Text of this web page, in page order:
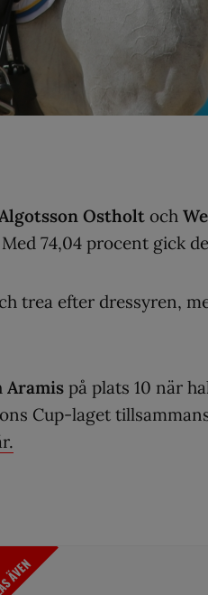
Ostholt och
74,04 procent gick
trea efter dressyren,
Aramis på plats 10 när
Cup-laget
ÄVEN